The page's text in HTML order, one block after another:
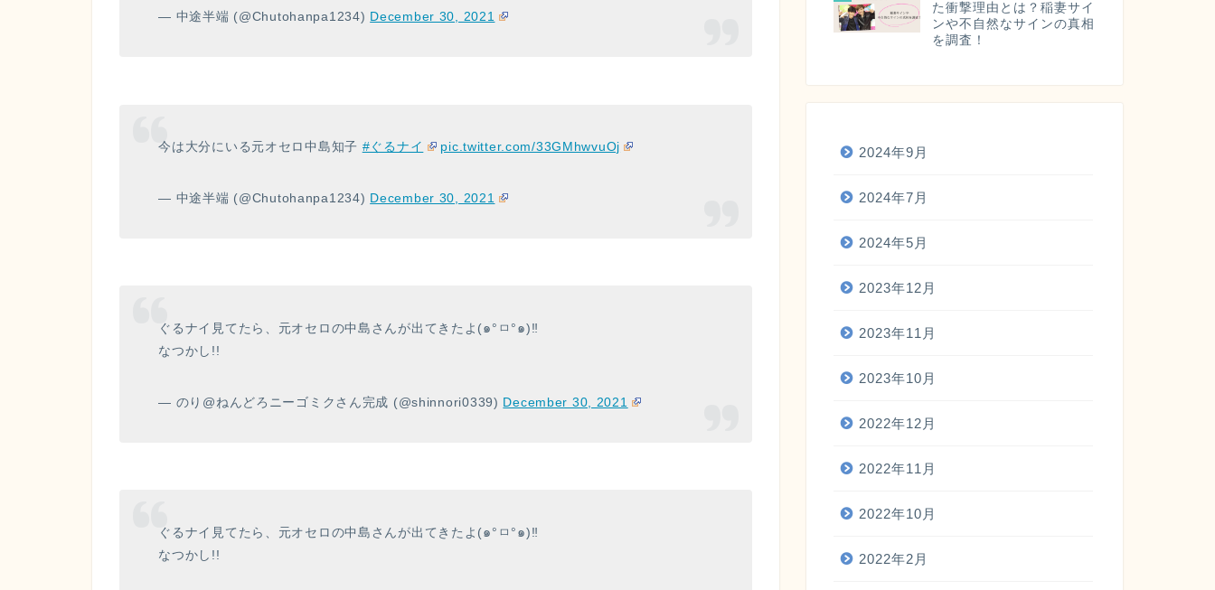
— 中途半端 (@Chutohanpa1234) December 30, 2021
今は大分にいる元オセロ中島知子 #ぐるナイ pic.twitter.com/33GMhwvuOj
— 中途半端 (@Chutohanpa1234) December 30, 2021
ぐるナイ見てたら、元オセロの中島さんが出てきたよ(๑°ㅁ°๑)‼
なつかし!!
— のり@ねんどろニーゴミクさん完成 (@shinnori0339) December 30, 2021
ぐるナイ見てたら、元オセロの中島さんが出てきたよ(๑°ㅁ°๑)‼
なつかし!!
た衝撃理由とは？稲妻サイ
ンや不自然なサインの真相
を調査！
2024年9月
2024年7月
2024年5月
2023年12月
2023年11月
2023年10月
2022年12月
2022年11月
2022年10月
2022年2月